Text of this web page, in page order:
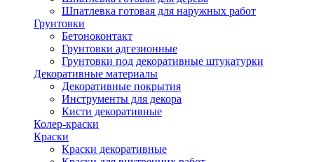
Шпатлевка готовая для наружных работ
Грунтовки
Бетоноконтакт
Грунтовки адгезионные
Грунтовки под декоративные штукатурки
Декоративные материалы
Декоративные покрытия
Инструменты для декора
Кисти декоративные
Колер-краски
Краски
Краски декоративные